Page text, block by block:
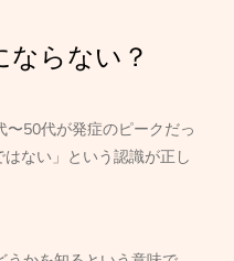
ならない？
50代が発症のピークだっ
ない」という認識が正し